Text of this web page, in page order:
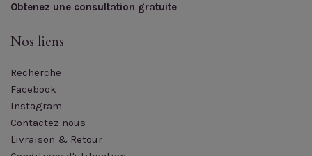
Obtenez une consultation gratuite
Nos liens
Recherche
Facebook
Instagram
Contactez-nous
Livraison & Retour